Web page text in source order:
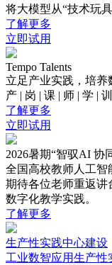
将大模型从“技术玩
了解更多
立即试用
Tempo Talents
立足产业实践，培养
产 | 岗 | 课 | 师 | 学 |
了解更多
立即试用
2026暑期“智驭AI 协
全国高校教师人工智
期待各位老师重返讲
数字化教学实践。
了解更多
生产性实践中心建设
工业数智应用生产性